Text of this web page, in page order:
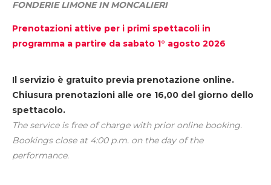
FONDERIE LIMONE IN MONCALIERI
Prenotazioni attive per i primi spettacoli in
programma a partire da sabato 1° agosto 2026
Il servizio è gratuito previa prenotazione online.
Chiusura prenotazioni alle ore 16,00 del giorno dello
spettacolo.
The service is free of charge with prior online booking.
Bookings close at 4:00 p.m. on the day of the
performance.